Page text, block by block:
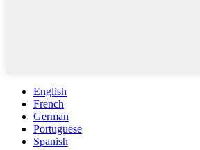
English
French
German
Portuguese
Spanish